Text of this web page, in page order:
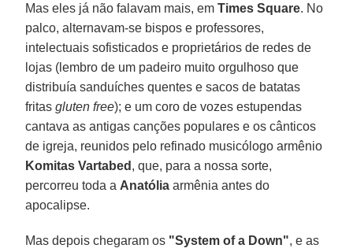
Mas eles já não falavam mais, emTimes Square. No
palco, alternavam-se bispos e professores,
intelectuais sofisticados e proprietários de redes de
lojas (lembro de um padeiro muito orgulhoso que
distribuía sanduíches quentes e sacos de batatas
fritasgluten free); e um coro de vozes estupendas
cantava as antigas canções populares e os cânticos
de igreja, reunidos pelo refinado musicólogo armênio
Komitas Vartabed , que, para a nossa sorte,
percorreu toda a Anatólia armênia antes do
apocalipse.
Mas depois chegaram os "System of a Down", e as